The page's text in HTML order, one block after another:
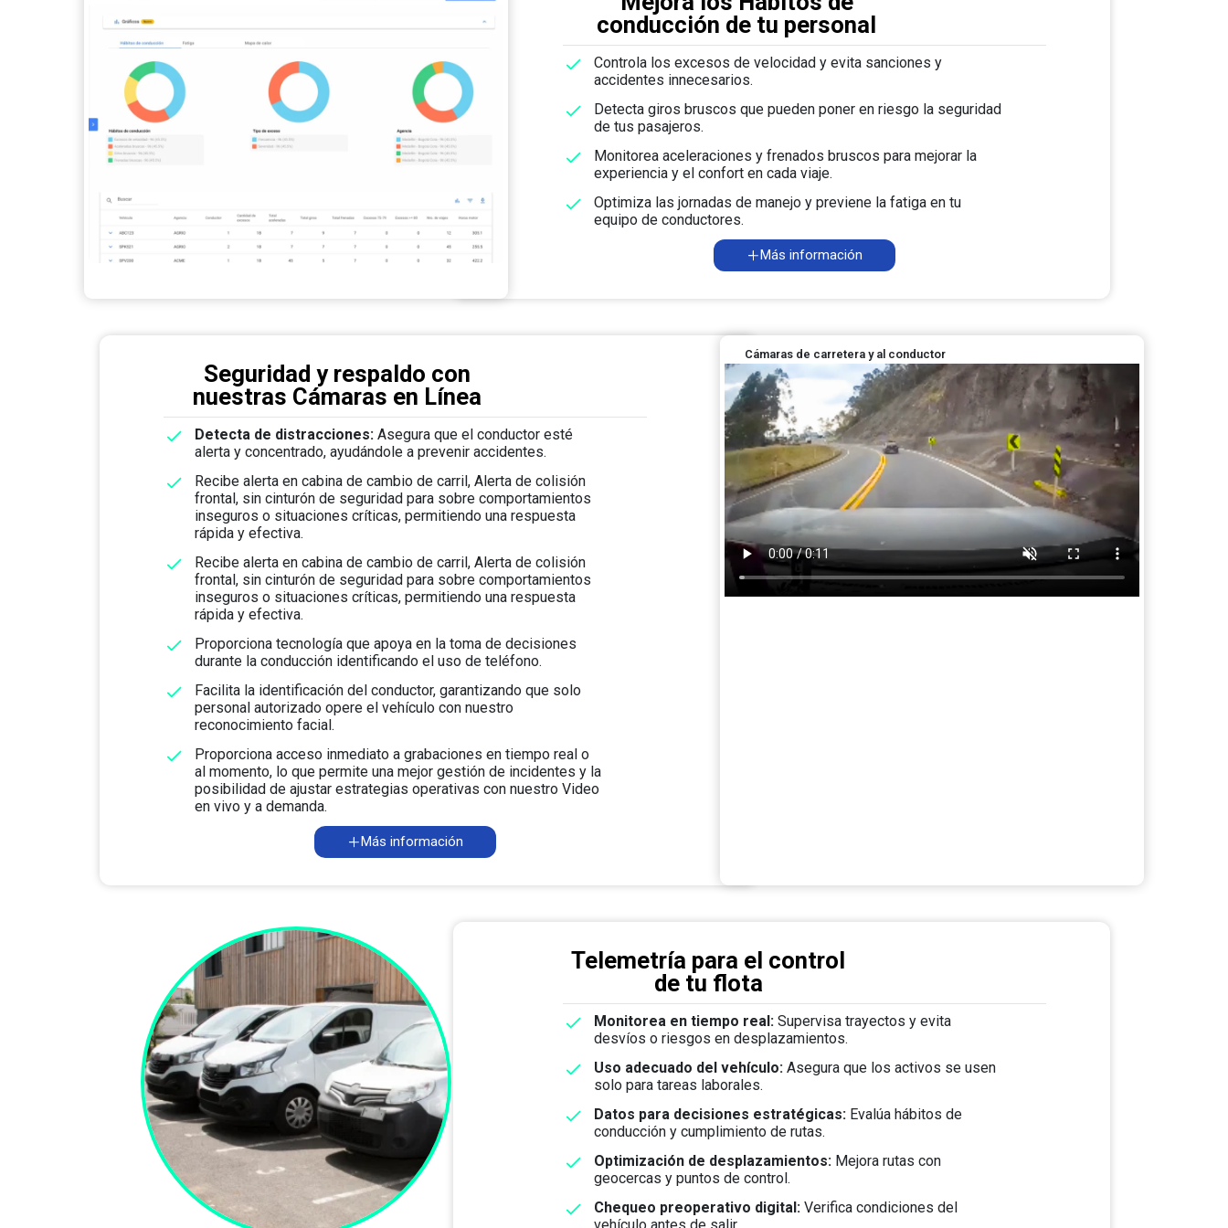
conducción de tu personal
Controla los excesos de velocidad y evita sanciones y
accidentes innecesarios.
Detecta giros bruscos que pueden poner en riesgo la seguridad
de tus pasajeros.
Monitorea aceleraciones y frenados bruscos para mejorar la
experiencia y el confort en cada viaje.
Optimiza las jornadas de manejo y previene la fatiga en tu
equipo de conductores.
Más información
Cámaras de carretera y al conductor
Seguridad y respaldo con
nuestras Cámaras en Línea
Detecta de distracciones: Asegura que el conductor esté
alerta y concentrado, ayudándole a prevenir accidentes.
Recibe alerta en cabina de cambio de carril, Alerta de colisión
frontal, sin cinturón de seguridad para sobre comportamientos
inseguros o situaciones críticas, permitiendo una respuesta
rápida y efectiva.
Recibe alerta en cabina de cambio de carril, Alerta de colisión
frontal, sin cinturón de seguridad para sobre comportamientos
inseguros o situaciones críticas, permitiendo una respuesta
rápida y efectiva.
Proporciona tecnología que apoya en la toma de decisiones
durante la conducción identificando el uso de teléfono.
Facilita la identificación del conductor, garantizando que solo
personal autorizado opere el vehículo con nuestro
reconocimiento facial.
Proporciona acceso inmediato a grabaciones en tiempo real o
al momento, lo que permite una mejor gestión de incidentes y la
posibilidad de ajustar estrategias operativas con nuestro Video
en vivo y a demanda.
Más información
Telemetría para el control
de tu flota
Monitorea en tiempo real:Supervisa trayectos y evita
desvíos o riesgos en desplazamientos.
Uso adecuado del vehículo: Asegura que los activos se usen
solo para tareas laborales.
Datos para decisiones estratégicas: Evalúa hábitos de
conducción y cumplimiento de rutas.
Optimización de desplazamientos: Mejora rutas con
geocercas y puntos de control.
Chequeo preoperativo digital:Verifica condiciones del